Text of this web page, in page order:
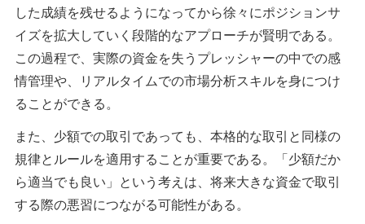
した成績を残せるようになってから徐々にポジションサ
イズを拡大していく段階的なアプローチが賢明である。
この過程で、実際の資金を失うプレッシャーの中での感
情管理や、リアルタイムでの市場分析スキルを身につけ
ることができる。
また、少額での取引であっても、本格的な取引と同様の
規律とルールを適用することが重要である。「少額だか
ら適当でも良い」という考えは、将来大きな資金で取引
する際の悪習につながる可能性がある。